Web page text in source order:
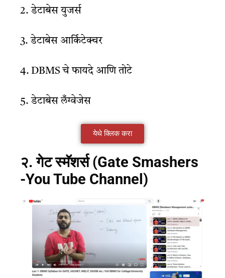
2. डेटाबेस युजर्स
3. डेटाबेस आर्किटेक्चर
4. DBMS चे फायदे आणि तोटे
5. डेटाबेस लँग्वेजेस
येथे क्लिक करा
२. गेट स्मॅशर्स (Gate Smashers
-You Tube Channel)